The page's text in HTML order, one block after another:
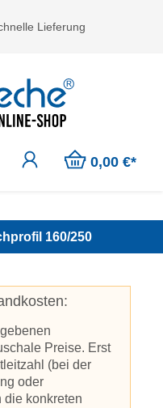
Lieferung
0,00 €*
160/250
Preise. Erst
(bei der
oder
die konkreten